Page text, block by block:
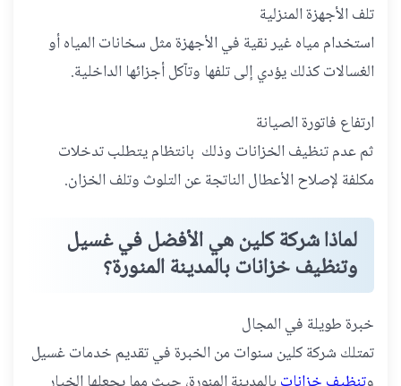
تلف الأجهزة المنزلية
استخدام مياه غير نقية في الأجهزة مثل سخانات المياه أو
الغسالات كذلك يؤدي إلى تلفها وتآكل أجزائها الداخلية.
ارتفاع فاتورة الصيانة
ثم عدم تنظيف الخزانات وذلك بانتظام يتطلب تدخلات
مكلفة لإصلاح الأعطال الناتجة عن التلوث وتلف الخزان.
لماذا شركة كلين هي الأفضل في غسيل
وتنظيف خزانات بالمدينة المنورة؟
خبرة طويلة في المجال
تمتلك شركة كلين سنوات من الخبرة في تقديم خدمات غسيل